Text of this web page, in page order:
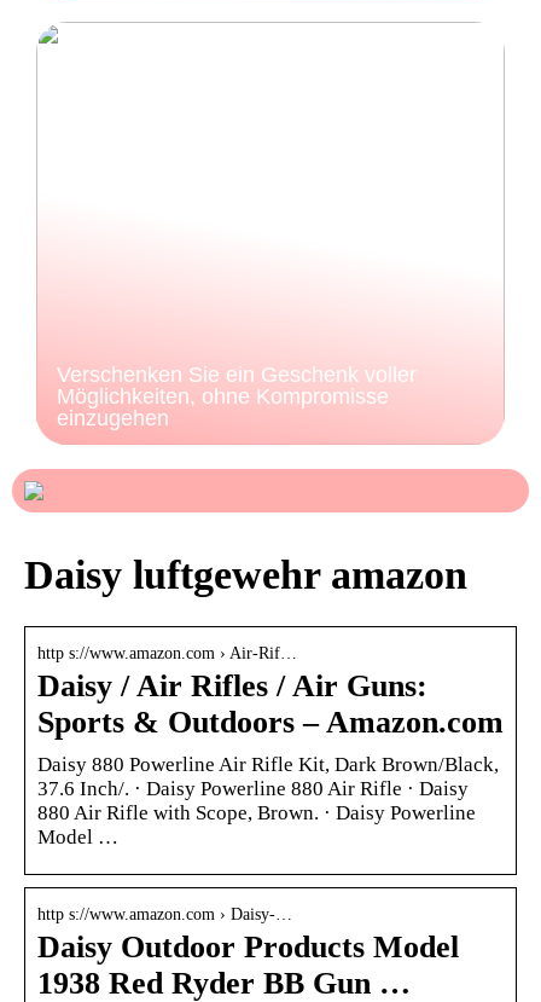
Verschenken Sie ein Geschenk voller
Möglichkeiten, ohne Kompromisse
einzugehen
Daisy luftgewehr amazon
http s://www.amazon.com › Air-Rif…
Daisy / Air Rifles / Air Guns:
Sports & Outdoors – Amazon.com
Daisy 880 Powerline Air Rifle Kit, Dark Brown/Black,
37.6 Inch/. · Daisy Powerline 880 Air Rifle · Daisy
880 Air Rifle with Scope, Brown. · Daisy Powerline
Model …
http s://www.amazon.com › Daisy-…
Daisy Outdoor Products Model
1938 Red Ryder BB Gun …